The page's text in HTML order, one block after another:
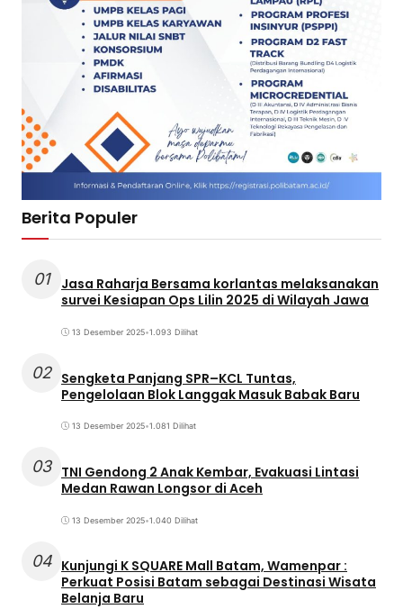
Berita Populer
01
Jasa Raharja Bersama korlantas melaksanakan
survei Kesiapan Ops Lilin 2025 di Wilayah Jawa
13 Desember 2025•1.093 Dilihat
02 Sengketa Panjang SPR–KCL Tuntas,
Pengelolaan Blok Langgak Masuk Babak Baru
13 Desember 2025•1.081 Dilihat
03 TNI Gendong 2 Anak Kembar, Evakuasi Lintasi
Medan Rawan Longsor di Aceh
13 Desember 2025•1.040 Dilihat
04 Kunjungi K SQUARE Mall Batam, Wamenpar :
Perkuat Posisi Batam sebagai Destinasi Wisata
Belanja Baru